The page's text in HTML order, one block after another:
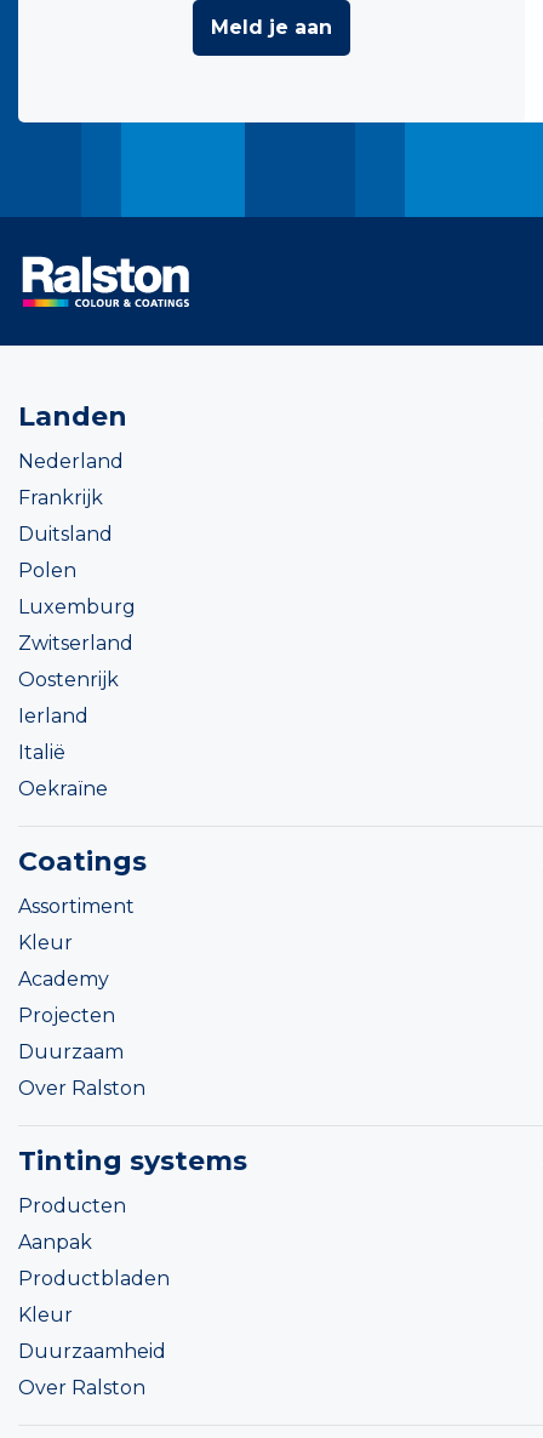
Meld je aan
Landen
Nederland
Frankrijk
Duitsland
Polen
Luxemburg
Zwitserland
Oostenrijk
Ierland
Italië
Oekraïne
Coatings
Assortiment
Kleur
Academy
Projecten
Duurzaam
Over Ralston
Tinting systems
Producten
Aanpak
Productbladen
Kleur
Duurzaamheid
Over Ralston